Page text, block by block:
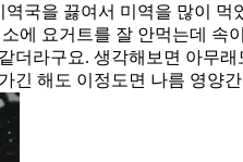
국을 끓여서 미역을 많이
에 요거트를 잘 안먹는데 속
라구요. 생각해보면 아무
긴 해도 이정도면 나름 영양